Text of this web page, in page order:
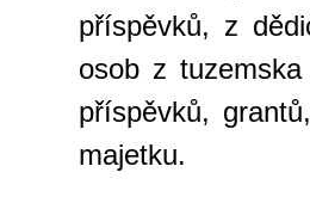
příspěvků, z
osob z
příspěvků,
majetku.